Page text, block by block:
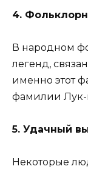
4.
В народном
легенд,
именно этот
фамилии Лук-
5. Удачный
Некоторые